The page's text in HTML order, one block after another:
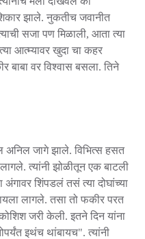
झाले. नुकतीच जवानीत
सजा पण मिळाली, आता त्या
आत्म्यावर खुदा चा कहर
बाबा वर विश्वास बसला. तिने
अनिल जागे झाले. विभित्स हसत
त्यांनी झोळीतून एक बाटली
शिंपडलं तसं त्या दोघांच्या
लागले. तसा तो फकीर परत
जरी केली. इतने दिन यांना
इथंच थांबायच". त्यांनी